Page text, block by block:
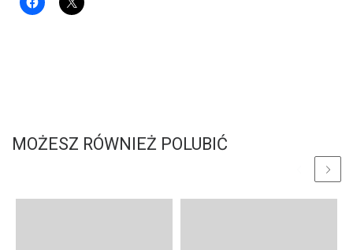
MOŻESZ RÓWNIEŻ POLUBIĆ